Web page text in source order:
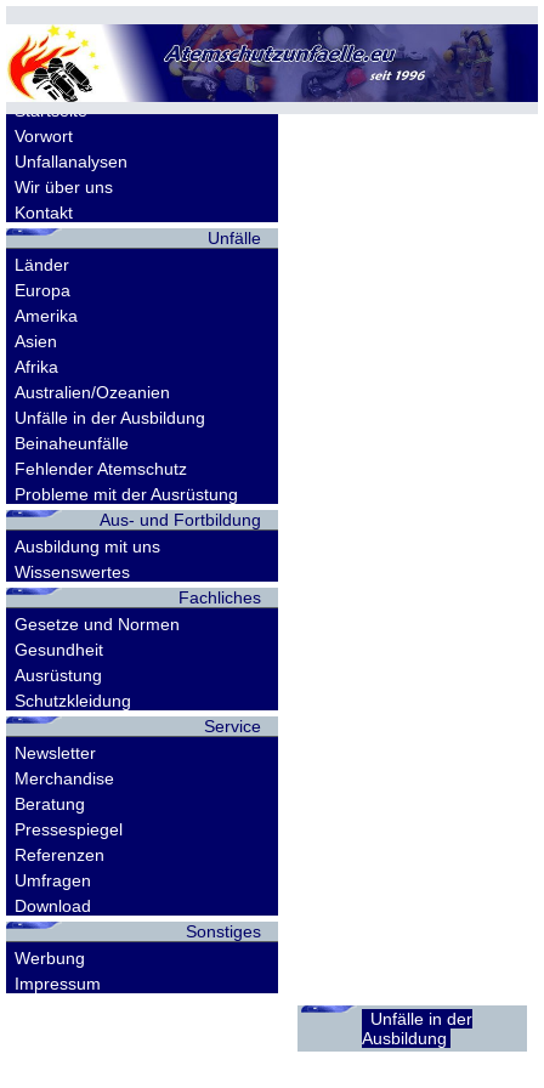
Allgemeines
Startseite
Vorwort
Unfallanalysen
Wir über uns
Kontakt
Unfälle
Länder
Europa
Amerika
Asien
Afrika
Australien/Ozeanien
Unfälle in der Ausbildung
Beinaheunfälle
Fehlender Atemschutz
Probleme mit der Ausrüstung
Aus- und Fortbildung
Ausbildung mit uns
Wissenswertes
Fachliches
Gesetze und Normen
Gesundheit
Ausrüstung
Schutzkleidung
Service
Newsletter
Merchandise
Beratung
Pressespiegel
Referenzen
Umfragen
Download
Sonstiges
Werbung
Impressum
Unfälle in der
Ausbildung